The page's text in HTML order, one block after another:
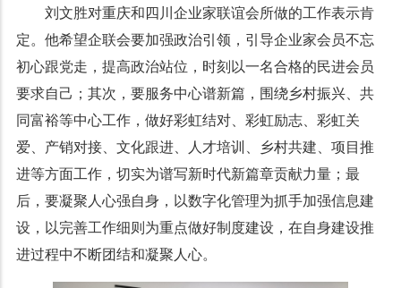
刘文胜对重庆和四川企业家联谊会所做的工作表示肯
定。他希望企联会要加强政治引领，引导企业家会员不忘
初心跟党走，提高政治站位，时刻以一名合格的民进会员
要求自己；其次，要服务中心谱新篇，围绕乡村振兴、共
同富裕等中心工作，做好彩虹结对、彩虹励志、彩虹关
爱、产销对接、文化跟进、人才培训、乡村共建、项目推
进等方面工作，切实为谱写新时代新篇章贡献力量；最
后，要凝聚人心强自身，以数字化管理为抓手加强信息建
设，以完善工作细则为重点做好制度建设，在自身建设推
进过程中不断团结和凝聚人心。